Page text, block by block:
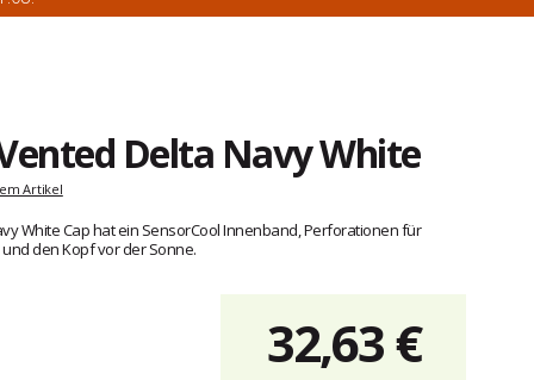
Delta Navy White
Artikel
White Cap hat ein SensorCool Innenband, Perforationen für
den Kopf vor der Sonne.
32,63 €